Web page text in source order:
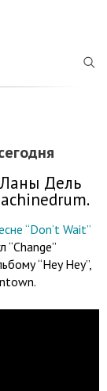
Ланы Дель
“Don’t Wait”
“Change”
“Hey Hey”,